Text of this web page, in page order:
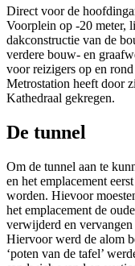
Direct voor de
Voorplein op -20 meter,
dakconstructie van de
verdere bouw- en
voor reizigers op en
Metrostation heeft door
Kathedraal gekregen.
De tunnel
Om de tunnel aan te
en het emplacement
worden. Hievoor
het emplacement de
verwijderd en
Hiervoor werd de alom
‘poten van de tafel’